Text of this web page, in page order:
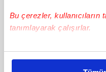
Bu çerezler, kullanıcıların
tanımlayarak çalışırlar.
Bu çerezlere izin